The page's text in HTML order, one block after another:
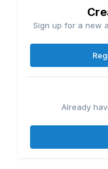
Sign up for a new
Already